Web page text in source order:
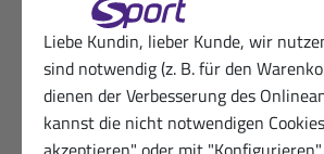
Liebe Kundin, lieber Kunde, wir
sind notwendig (z. B. für den
dienen der Verbesserung des
kannst die nicht notwendigen